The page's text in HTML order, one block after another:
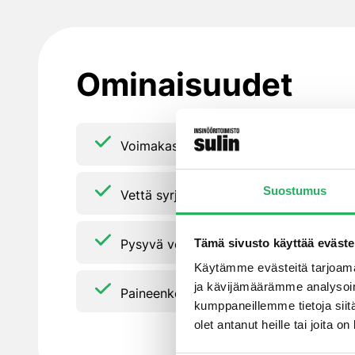
Suostumus
Tämä sivusto käyttää
Käytämme evästeitä
ja kävijämäärämme
kumppaneillemme tietoja
olet antanut heille tai joita
Ominaisuudet
Voimakas turpoamisreaktio, ei
Vettä syrjäyttävä
Pysyvä vedentiiveys
Paineenkestävä, värinää vaimentava